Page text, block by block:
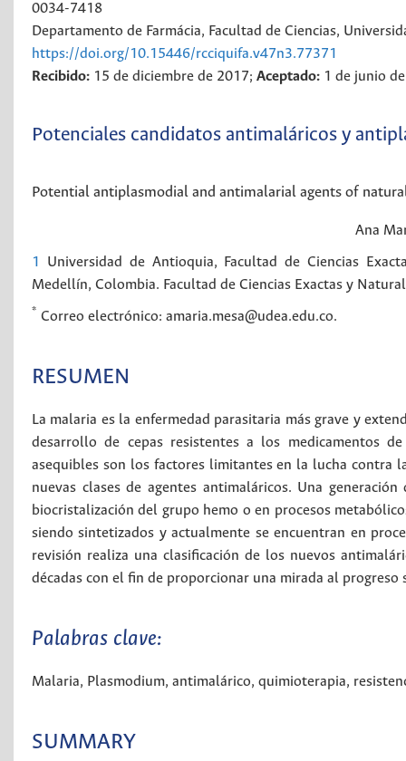
0034-7418
Departamento de Farmácia, Facultad de Ciencias,
https://doi.org/10.15446/rcciquifa.v47n3.77371
Recibido: 15 de diciembre de 2017; Aceptado: 1 de junio
Potenciales candidatos antimaláricos y
Potential antiplasmodial and antimalarial agents of
Ana
1
Universidad de Antioquia, Facultad de Ciencias
Medellín, Colombia. Facultad de Ciencias Exactas y
* Correo electrónico: amaria.mesa@udea.edu.co.
RESUMEN
La malaria es la enfermedad parasitaria más grave y
desarrollo de cepas resistentes a los medicamentos
asequibles son los factores limitantes en la lucha contra
nuevas clases de agentes antimaláricos. Una
biocristalización del grupo hemo o en procesos
siendo sintetizados y actualmente se encuentran en
revisión realiza una clasificación de los nuevos
décadas con el fin de proporcionar una mirada al
Palabras clave:
Malaria, Plasmodium, antimalárico, quimioterapia,
SUMMARY